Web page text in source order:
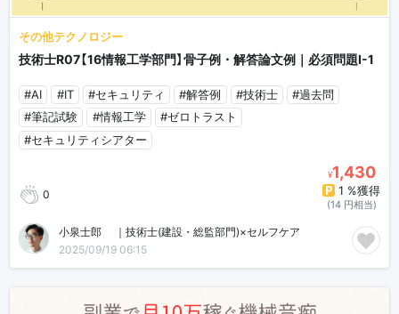
その他テクノロジー
技術士R07【16情報工学部門】骨子例・解答論文例｜必須問題Ⅰ-1
#AI #IT #セキュリティ #解答例 #技術士
#過去問
#筆記試験
#情報工学
#ゼロトラスト
#セキュリティシアター
0
¥1,430
1 %獲得
(14 円相当)
小泉士郎🎈｜技術士(建設・総監部門)×セルフケア
2025/09/19 06:15